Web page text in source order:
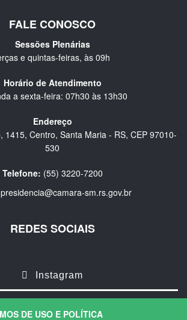
DE USO E POLÍTICA
FALE CONOSCO
Sessões Plenárias
e quintas-feiras, às 09h
Horário de Atendimento
a sexta-feira: 07h30 às 13h30
Endereço
1415, Centro, Santa Maria - RS, CEP 97010-
530
Telefone: (55) 3220-7200
presidencia@camara-sm.rs.gov.br
REDES SOCIAIS
Instagram